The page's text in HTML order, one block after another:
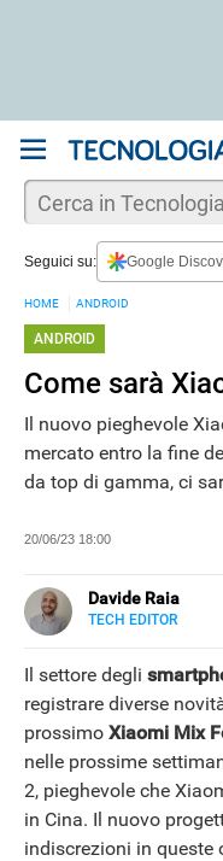
Seguici su: Google
HOME ANDROID
ANDROID
Come sarà
Il nuovo pieghevole
mercato entro la fine
da top di gamma, ci
20/06/23 18:00
Davide Raia
TECH EDITOR
editoriali italiane
in tutte le sue
Napoli e la Grecia.
Il settore degli
registrare diverse
prossimo Xiaomi Mix
nelle prossime
2, pieghevole che
in Cina. Il nuovo
indiscrezioni in queste